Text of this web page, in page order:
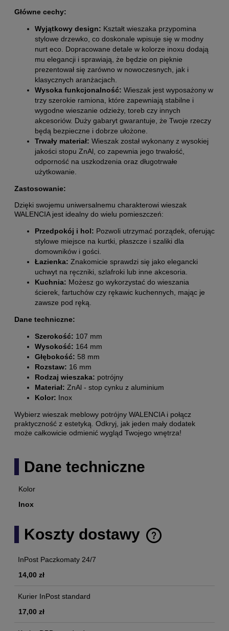
Główne cechy:
Wyjątkowy design: Kształt wieszaka przypomina
stylowe drzewko, co doskonale wpisuje się w modny
nurt eco. Dopracowane detale w kolorze inoxu dodają
mu elegancji i sprawiają, że będzie on pięknie
prezentował się zarówno w nowoczesnych, jak i
klasycznych aranżacjach.
Wysoka funkcjonalność: Wieszak jest wyposażony w
trzy szerokie ramiona, które zapewniają stabilne i
wygodne wieszanie odzieży, toreb czy innych
akcesoriów. Duży gabaryt gwarantuje, że Twoje rzeczy
będą bezpieczne i dobrze ułożone.
Trwały materiał: Wieszak został wykonany z wysokiej
jakości stopu ZnAl, co zapewnia jego trwałość,
odporność na uszkodzenia oraz długotrwałe
użytkowanie.
Zastosowanie:
Dzięki swojemu uniwersalnemu charakterowi wieszak
WALENCIA jest idealny do wielu pomieszczeń:
Przedpokój i hol: Pozwoli utrzymać porządek, oferując
stylowe miejsce na kurtki, płaszcze i szaliki dla
domowników i gości.
Łazienka: Znakomicie sprawdzi się jako elegancki
uchwyt na ręczniki, szlafroki lub inne akcesoria.
Kuchnia: Możesz go wykorzystać do wieszania
ścierek, fartuchów czy rękawic kuchennych, mając je
zawsze pod ręką.
Dane techniczne:
Szerokość: 107 mm
Wysokość: 164 mm
Głębokość: 58 mm
Rozstaw: 16 mm
Rodzaj wieszaka: potrójny
Materiał: ZnAl - stop cynku z aluminium
Kolor: Inox
Wybierz wieszak meblowy potrójny WALENCIA i połącz
praktyczność z estetyką. Odkryj, jak jeden mały dodatek
może całkowicie odmienić wygląd Twojego wnętrza!
Dane techniczne
Kolor
Inox
Koszty dostawy
Cena nie zawiera ewentualnych kosztów płatności
InPost Paczkomaty 24/7
14,00 zł
Kurier InPost standard
17,00 zł